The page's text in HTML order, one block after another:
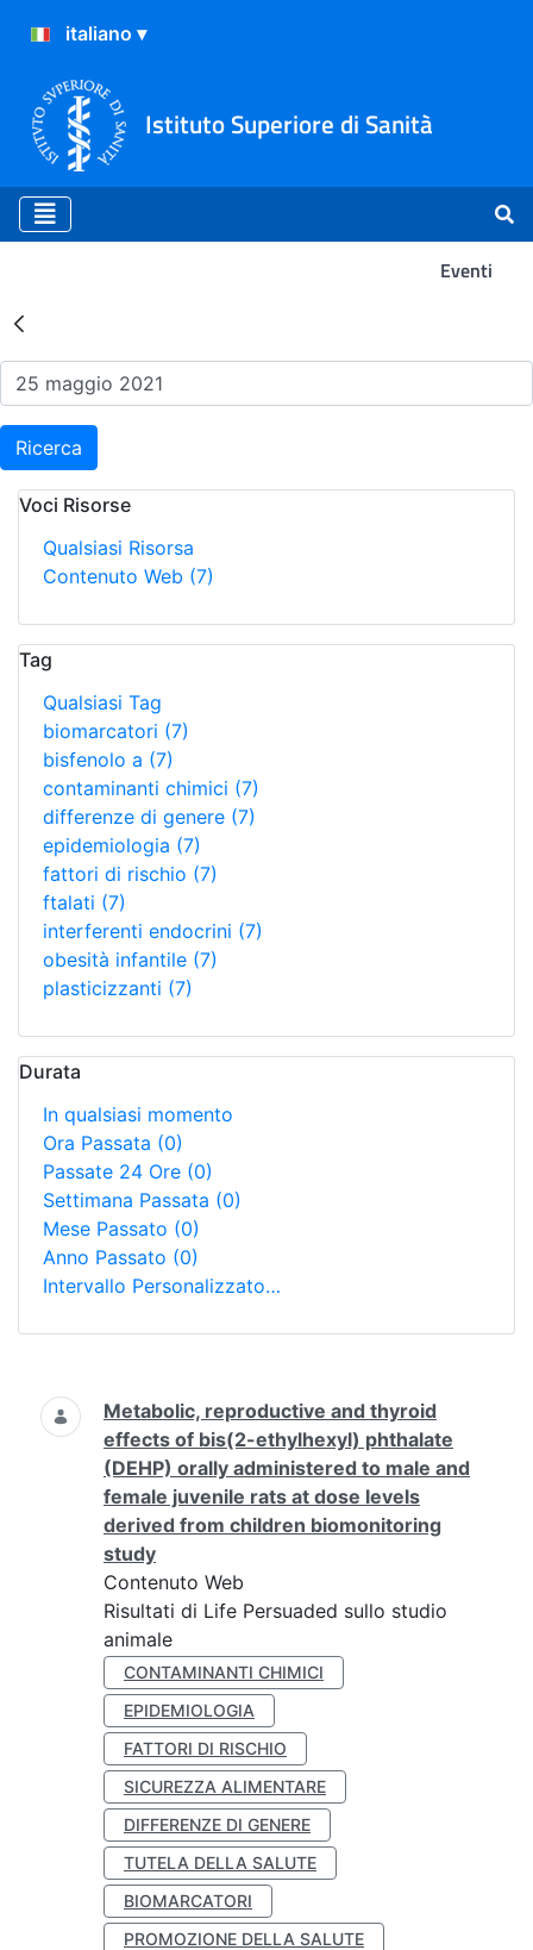
Istituto Superiore di Sanità
Eventi
Risultati della Ricerca -
Ricerca
Voci Risorse
Qualsiasi Risorsa
Contenuto Web (7)
Tag
Qualsiasi Tag
biomarcatori (7)
bisfenolo a (7)
contaminanti chimici (7)
differenze di genere (7)
epidemiologia (7)
fattori di rischio (7)
ftalati (7)
interferenti endocrini (7)
obesità infantile (7)
plasticizzanti (7)
Durata
In qualsiasi momento
Ora Passata (0)
Passate 24 Ore (0)
Settimana Passata (0)
Mese Passato (0)
Anno Passato (0)
Intervallo Personalizzato…
Ricerca
Metabolic, reproductive and thyroid
effects of bis(2-ethylhexyl) phthalate
(DEHP) orally administered to male and
female juvenile rats at dose levels
derived from children biomonitoring
study
Contenuto Web
Risultati di Life Persuaded sullo studio
animale
CONTAMINANTI CHIMICI
EPIDEMIOLOGIA
FATTORI DI RISCHIO
SICUREZZA ALIMENTARE
DIFFERENZE DI GENERE
TUTELA DELLA SALUTE
BIOMARCATORI
PROMOZIONE DELLA SALUTE